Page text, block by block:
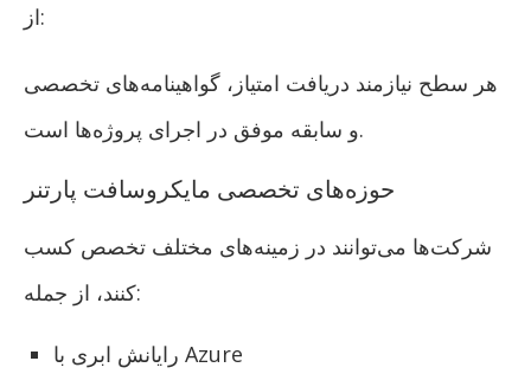
از:
هر سطح نیازمند دریافت امتیاز، گواهینامه‌های تخصصی
و سابقه موفق در اجرای پروژه‌ها است.
حوزه‌های تخصصی مایکروسافت پارتنر
شرکت‌ها می‌توانند در زمینه‌های مختلف تخصص کسب
کنند، از جمله:
رایانش ابری با Azure